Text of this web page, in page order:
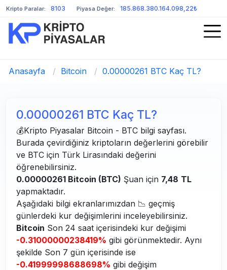
Kripto Paralar: 8103 Piyasa Değer: 185.868.380.164.098,22₺
Anasayfa / Bitcoin / 0.00000261 BTC Kaç TL?
0.00000261 BTC Kaç TL?
💰Kripto Piyasalar Bitcoin - BTC bilgi sayfası.
Burada çevirdiğiniz kriptoların değerlerini görebilir
ve BTC için Türk Lirasındaki değerini
öğrenebilirsiniz.
0.00000261 Bitcoin (BTC) Şuan için 7,48 TL
yapmaktadır.
Aşağıdaki bilgi ekranlarımızdan 📉 geçmiş
günlerdeki kur değişimlerini inceleyebilirsiniz.
Bitcoin Son 24 saat içerisindeki kur değişimi
-0.31000000238419% gibi görünmektedir. Aynı
şekilde Son 7 gün içerisinde ise
-0.41999998688698% gibi değişim